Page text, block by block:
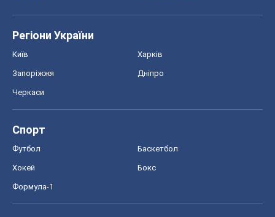
Регіони України
Київ Харків
Запоріжжя Дніпро
Черкаси
Спорт
Футбол Баскетбол
Хокей Бокс
Формула-1